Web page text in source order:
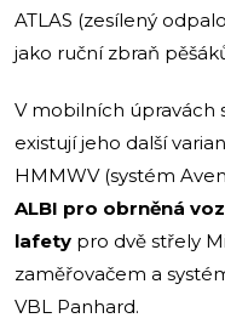
ATLAS (zesílený
jako ruční zbraň
V mobilních úpravách
existují jeho další
HMMWV (systém
ALBI pro obrněná
lafety pro dvě střely
zaměřovačem a
VBL Panhard.